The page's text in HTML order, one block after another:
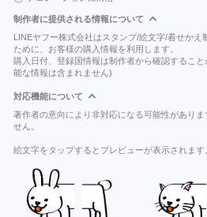
制作者に提供される情報について
LINEヤフー株式会社はスタンプ/絵文字/着せか
ために、お客様の購入情報を利用します。
購入日付、登録国情報は制作者から確認するこ
能な情報は含まれません)
対応機能について
著作者の意向により非対応になる可能性があり
せん。
絵文字をタップするとプレビューが表示されます